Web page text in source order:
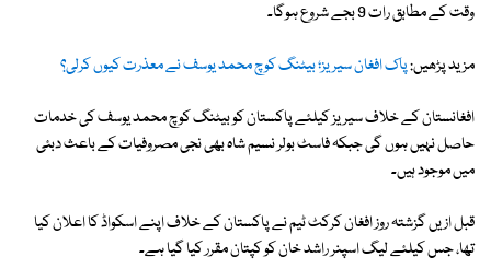
وقت کے مطابق رات 9 بجے شروع ہوگا۔
مزید پڑھیں:پاک افغان سیریز؛ بیٹنگ کوچ محمد یوسف نے معذرت کیوں کرلی؟
افغانستان کے خلاف سیریز کیلئے پاکستان کو بیٹنگ کوچ محمد یوسف کی خدمات
حاصل نہیں ہوں گی جبکہ فاسٹ بولر نسیم شاہ بھی نجی مصروفیات کے باعث دبئی
میں موجود ہیں۔
قبل ازیں گزشتہ روز افغان کرکٹ ٹیم نے پاکستان کے خلاف اپنے اسکواڈ کا اعلان کیا
تھا، جس کیلئے لیگ اسپنر راشد خان کو کپتان مقرر کیا گیا ہے۔